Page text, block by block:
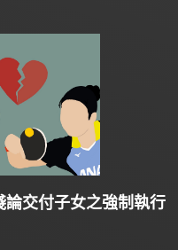
論交付子女之強制執行